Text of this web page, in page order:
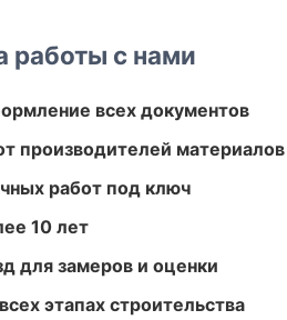
работы с нами
всех документов
производителей материалов
работ под ключ
10 лет
для замеров и оценки
этапах строительства